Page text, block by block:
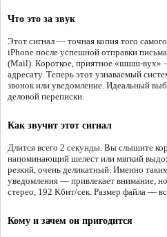
Что это за звук
Этот сигнал — точная копия того
iPhone после успешной отправки
(Mail). Короткое, приятное «шшш-вух»
адресату. Теперь этот узнаваемый
звонок или уведомление. Идеальный
деловой переписки.
Как звучит этот сигнал
Длится всего 2 секунды. Вы слышите
напоминающий шелест или мягкий
резкий, очень деликатный. Именно
уведомления — привлекает внимание, но
стерео, 192 Кбит/сек. Размер файла —
Кому и зачем он пригодится